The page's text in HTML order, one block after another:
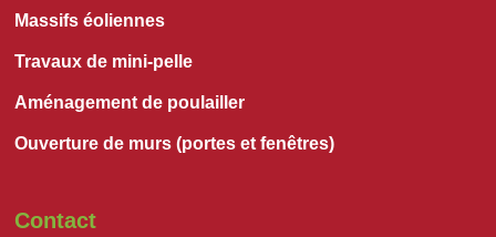
Massifs éoliennes
Travaux de mini-pelle
Aménagement de poulailler
Ouverture de murs (portes et fenêtres)
Contact